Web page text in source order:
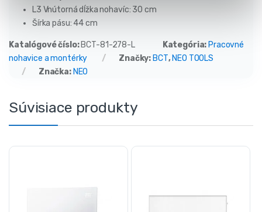
L3 Vnútorná dĺžka nohavíc: 30 cm
Šírka pásu: 44 cm
Katalógové číslo: BCT-81-278-L Kategória: Pracovné
nohavice a montérky
Značky: BCT, NEO TOOLS
Značka: NEO
Súvisiace produkty